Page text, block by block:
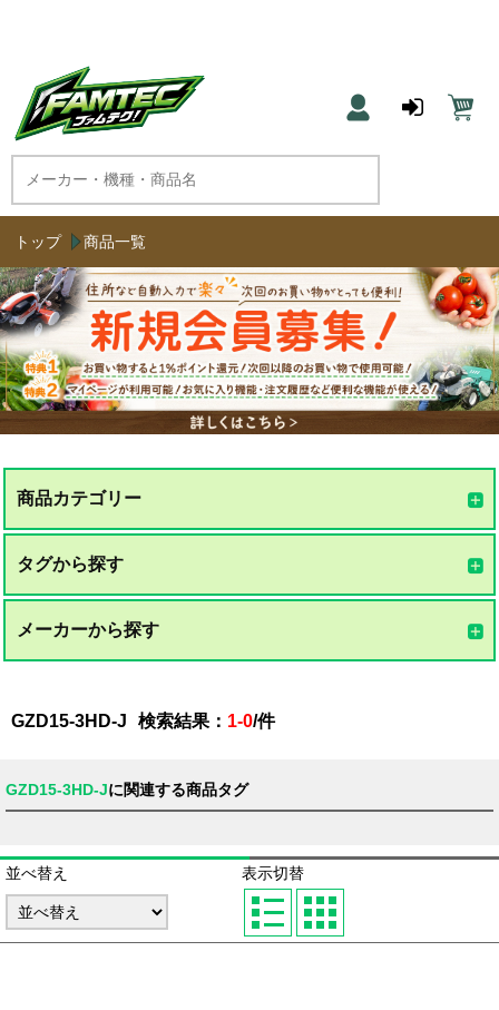
トップ 商品一覧
商品カテゴリー
タグから探す
メーカーから探す
GZD15-3HD-J 検索結果： 1-0/件
GZD15-3HD-Jに関連する商品タグ
並べ替え 表示切替